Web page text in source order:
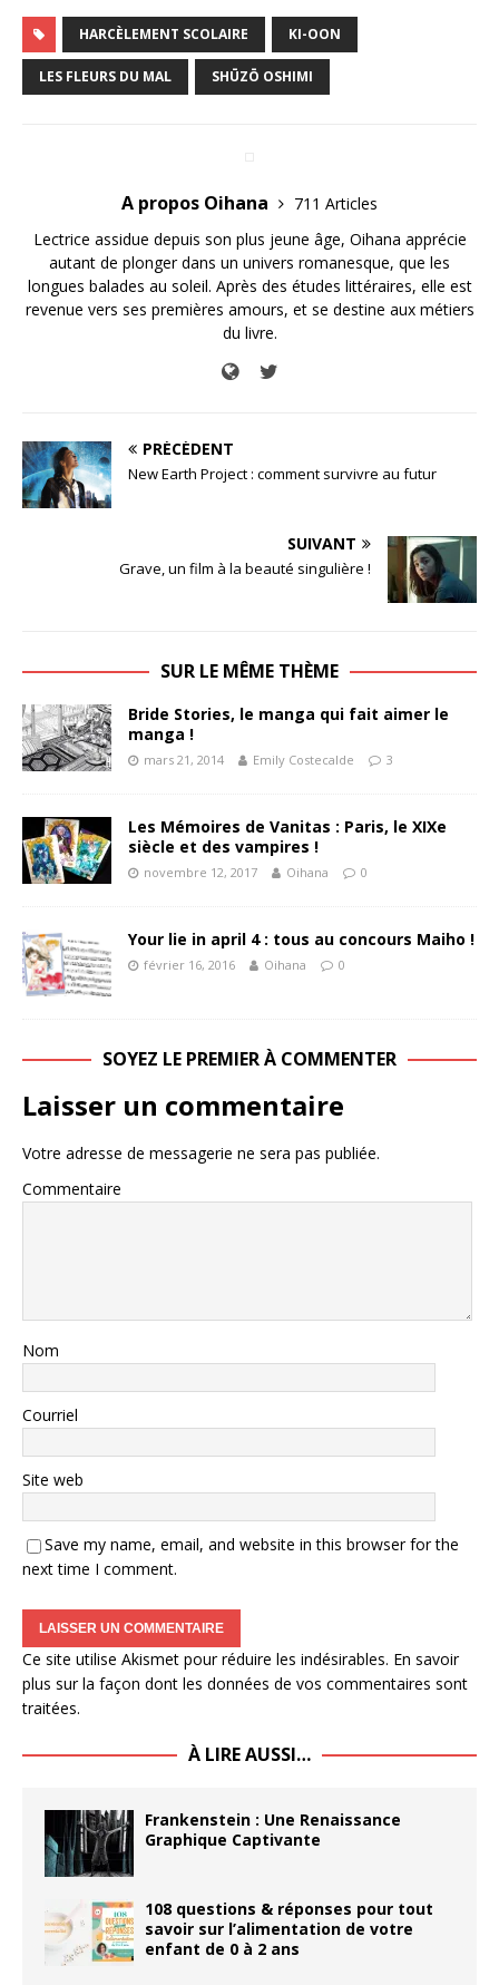
HARCÈLEMENT SCOLAIRE KI-OON
LES FLEURS DU MAL SHŪZŌ OSHIMI
A propos Oihana
711 Articles
Lectrice assidue depuis son plus jeune âge, Oihana apprécie
autant de plonger dans un univers romanesque, que les
longues balades au soleil. Après des études littéraires, elle est
revenue vers ses premières amours, et se destine aux métiers
du livre.
PRÉCÉDENT
New Earth Project : comment survivre au futur
SUIVANT
Grave, un film à la beauté singulière !
SUR LE MÊME THÈME
Bride Stories, le manga qui fait aimer le
manga !
mars 21, 2014 Emily Costecalde 3
Les Mémoires de Vanitas : Paris, le XIXe
siècle et des vampires !
novembre 12, 2017 Oihana 0
Your lie in april 4 : tous au concours Maiho !
février 16, 2016 Oihana 0
SOYEZ LE PREMIER À COMMENTER
Laisser un commentaire
Votre adresse de messagerie ne sera pas publiée.
Commentaire
Nom
Courriel
Site web
Save my name, email, and website in this browser for the
next time I comment.
Ce site utilise Akismet pour réduire les indésirables. En savoir
plus sur la façon dont les données de vos commentaires sont
traitées.
À LIRE AUSSI…
Frankenstein : Une Renaissance
Graphique Captivante
108 questions & réponses pour tout
savoir sur l’alimentation de votre
enfant de 0 à 2 ans